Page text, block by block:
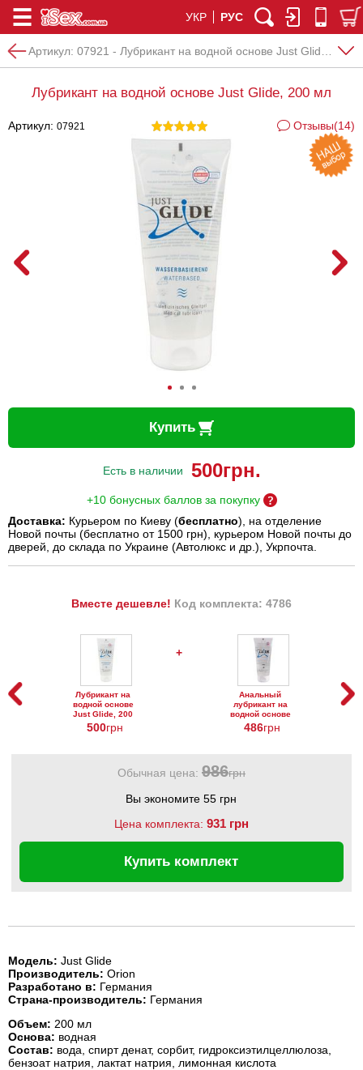
УКР РУС
Артикул: 07921 - Лубрикант на водной основе Just Glide, 200 мл
Лубрикант на водной основе Just Glide, 200 мл
Артикул: 07921 Отзывы(14)
Купить
Есть в наличии 500грн.
+10 бонусных баллов за покупку
Доставка: Курьером по Киеву (бесплатно), на отделение
Новой почты (бесплатно от 1500 грн), курьером Новой почты до
дверей, до склада по Украине (Автолюкс и др.), Укрпочта.
Вместе дешевле! Код комплекта: 4786
Лубрикант на
водной основе
Just Glide, 200
мл
500грн
+
Анальный
лубрикант на
водной основе
Just Glide Anal,
200 мл
486грн
Обычная цена: 986грн
Вы экономите 55 грн
Цена комплекта: 931 грн
Купить комплект
Модель: Just Glide
Производитель: Orion
Разработано в: Германия
Страна-производитель: Германия
Объем: 200 мл
Основа: водная
Состав: вода, спирт денат, сорбит, гидроксиэтилцеллюлоза,
бензоат натрия, лактат натрия, лимонная кислота